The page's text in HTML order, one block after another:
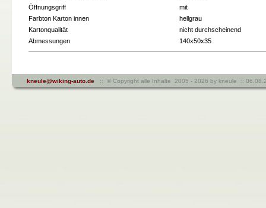
Öffnungsgriff
mit
Farbton Karton innen
hellgrau
Kartonqualität
nicht durchscheinend
Abmessungen
140x50x35
kneule@wiking-auto.de :: © Copyright alle Inhalte 2005 - 2026 by kneule ::